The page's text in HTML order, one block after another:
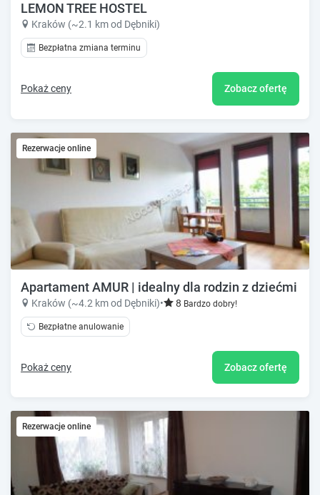
LEMON TREE HOSTEL
Kraków (~2.1 km od Dębniki)
Bezpłatna zmiana terminu
Pokaż ceny Zobacz ofertę
Rezerwacje online
Apartament AMUR | idealny dla rodzin z dziećmi
Kraków (~4.2 km od Dębniki)• 8 Bardzo dobry!
Bezpłatne anulowanie
Pokaż ceny Zobacz ofertę
Rezerwacje online